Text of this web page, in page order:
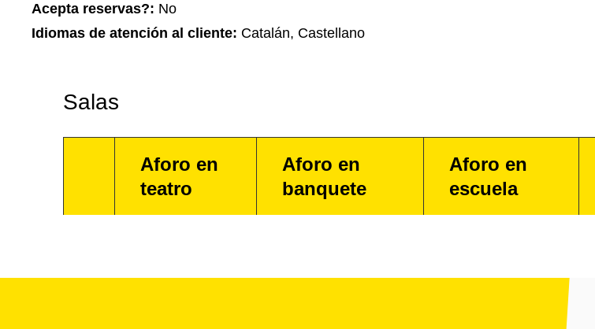
Acepta reservas?: No
Idiomas de atención al cliente: Catalán, Castellano
Salas
Aforo en
teatro
Aforo en
banquete
Aforo en
escuela